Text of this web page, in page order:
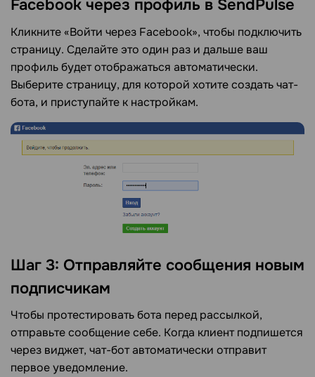
Facebook через профиль в SendPulse
Кликните «Войти через Facebook», чтобы подключить
страницу. Сделайте это один раз и дальше ваш
профиль будет отображаться автоматически.
Выберите страницу, для которой хотите создать чат-
бота, и приступайте к настройкам.
Шаг 3: Отправляйте сообщения новым
подписчикам
Чтобы протестировать бота перед рассылкой,
отправьте сообщение себе. Когда клиент подпишется
через виджет, чат-бот автоматически отправит
первое уведомление.